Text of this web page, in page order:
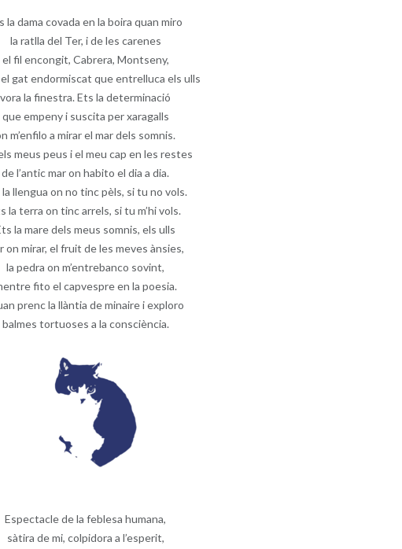
la dama covada en la boira quan miro
la ratlla del Ter, i de les carenes
el fil encongit, Cabrera, Montseny,
gat endormiscat que entrelluca els ulls
vora la finestra. Ets la determinació
que empeny i suscita per xaragalls
m’enfilo a mirar el mar dels somnis.
meus peus i el meu cap en les restes
de l’antic mar on habito el dia a dia.
llengua on no tinc pèls, si tu no vols.
la terra on tinc arrels, si tu m’hi vols.
la mare dels meus somnis, els ulls
on mirar, el fruit de les meves ànsies,
la pedra on m’entrebanco sovint,
fito el capvespre en la poesia.
prenc la llàntia de minaire i exploro
balmes tortuoses a la consciència.
Espectacle de la feblesa humana,
sàtira de mi, colpidora a l’esperit,